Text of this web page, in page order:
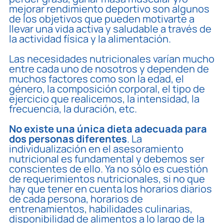
mejorar rendimiento deportivo son algunos
de los objetivos que pueden motivarte a
llevar una vida activa y saludable a través de
la actividad física y la alimentación.
Las necesidades nutricionales varían mucho
entre cada uno de nosotros y dependen de
muchos factores como son la edad, el
género, la composición corporal, el tipo de
ejercicio que realicemos, la intensidad, la
frecuencia, la duración, etc.
No existe una única dieta adecuada para
dos personas diferentes. La
individualización en el asesoramiento
nutricional es fundamental y debemos ser
conscientes de ello. Ya no sólo es cuestión
de requerimientos nutricionales, si no que
hay que tener en cuenta los horarios diarios
de cada persona, horarios de
entrenamientos, habilidades culinarias,
disponibilidad de alimentos a lo largo de la